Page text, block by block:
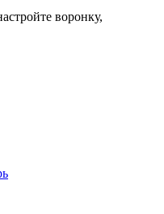
воронку,